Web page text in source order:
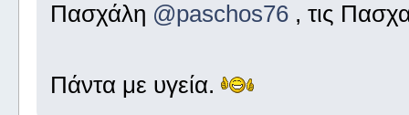
Πασχάλη @paschos76, τις
Πάντα με υγεία.